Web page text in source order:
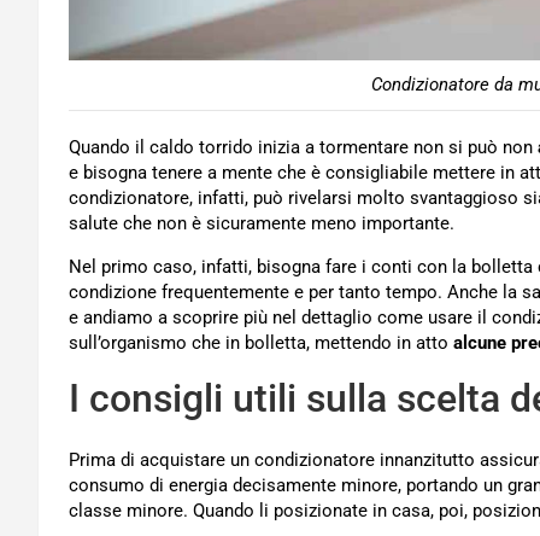
Condizionatore da
Quando il caldo torrido inizia a tormentare non si può non
e bisogna tenere a mente che è consigliabile mettere in
condizionatore, infatti, può rivelarsi molto svantaggioso
salute che non è sicuramente meno importante.
Nel primo caso, infatti, bisogna fare i conti con la
condizione frequentemente e per tanto tempo. Anche la
e andiamo a scoprire più nel dettaglio come usare il
sull’organismo che in bolletta, mettendo in atto alcune
I consigli utili sulla scelta
Prima di acquistare un condizionatore innanzitutto
consumo di energia decisamente minore, portando un
classe minore. Quando li posizionate in casa, poi,